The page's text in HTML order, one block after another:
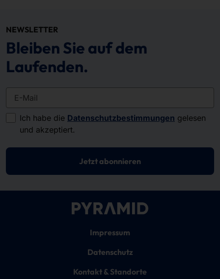
NEWSLETTER
Bleiben Sie auf dem
Laufenden.
E-Mail
Ich habe die Datenschutzbestimmungen gelesen
und akzeptiert.
Jetzt abonnieren
Impressum
Datenschutz
Kontakt & Standorte